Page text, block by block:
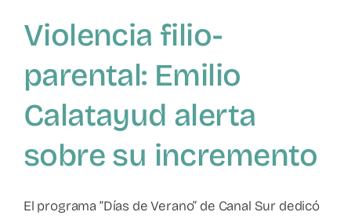
SEVIFIP CONECTA
Mapa de recursos
Observatorio VFP
Violencia filio-
parental: Emilio
Calatayud alerta
sobre su incremento
El programa “Días de Verano” de Canal Sur dedicó